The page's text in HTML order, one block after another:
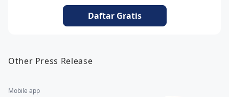
Daftar Gratis
Other Press Release
Mobile app